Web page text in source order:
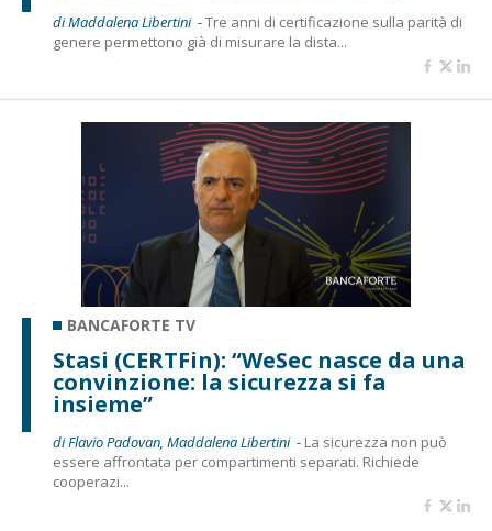
di Maddalena Libertini -Tre anni di certificazione sulla parità di
genere permettono già di misurare la dista...
BANCAFORTE TV
Stasi (CERTFin): “WeSec nasce da una
convinzione: la sicurezza si fa
insieme”
di Flavio Padovan, Maddalena Libertini - La sicurezza non può
essere affrontata per compartimenti separati. Richiede
cooperazi...